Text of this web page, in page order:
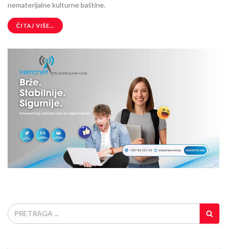
nematerijalne kulturne baštine.
ČITAJ VIŠE...